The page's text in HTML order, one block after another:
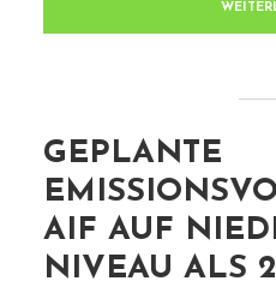
GEPLANTE
AIF AUF
NIVEAU ALS